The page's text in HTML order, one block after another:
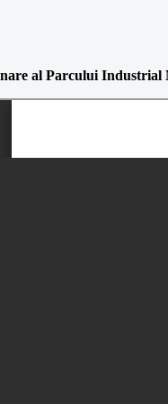
al Parcului Industrial